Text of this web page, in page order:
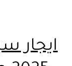
ايجار